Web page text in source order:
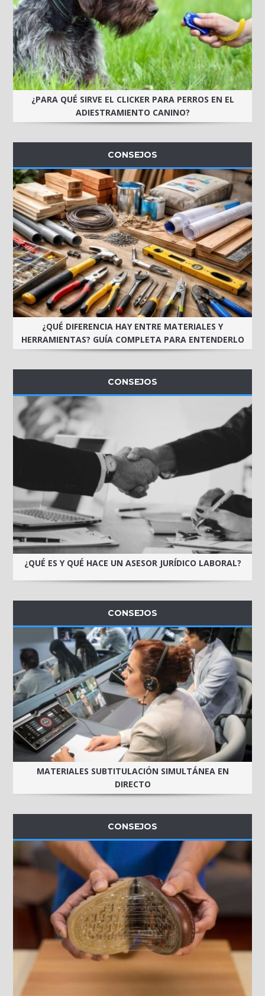
¿PARA QUÉ SIRVE EL CLICKER PARA PERROS EN EL
ADIESTRAMIENTO CANINO?
CONSEJOS
¿QUÉ DIFERENCIA HAY ENTRE MATERIALES Y
HERRAMIENTAS? GUÍA COMPLETA PARA ENTENDERLO
CONSEJOS
¿QUÉ ES Y QUÉ HACE UN ASESOR JURÍDICO LABORAL?
CONSEJOS
MATERIALES SUBTITULACIÓN SIMULTÁNEA EN
DIRECTO
CONSEJOS